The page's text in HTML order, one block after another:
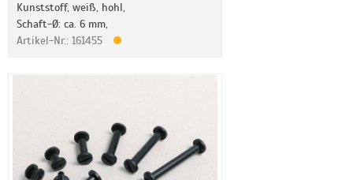
Kunststoff, weiß, hohl,
Schaft-Ø: ca. 6 mm,
Artikel-Nr.: 161455